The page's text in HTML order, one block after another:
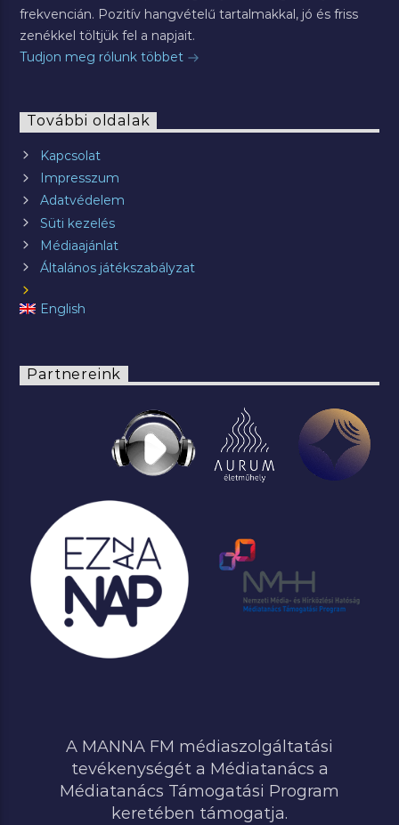
frekvencián. Pozitív hangvételű tartalmakkal, jó és friss
zenékkel töltjük fel a napjait.
Tudjon meg rólunk többet
További oldalak
Kapcsolat
Impresszum
Adatvédelem
Süti kezelés
Médiaajánlat
Általános játékszabályzat
English
Partnereink
A MANNA FM médiaszolgáltatási
tevékenységét a Médiatanács a
Médiatanács Támogatási Program
keretében támogatja.